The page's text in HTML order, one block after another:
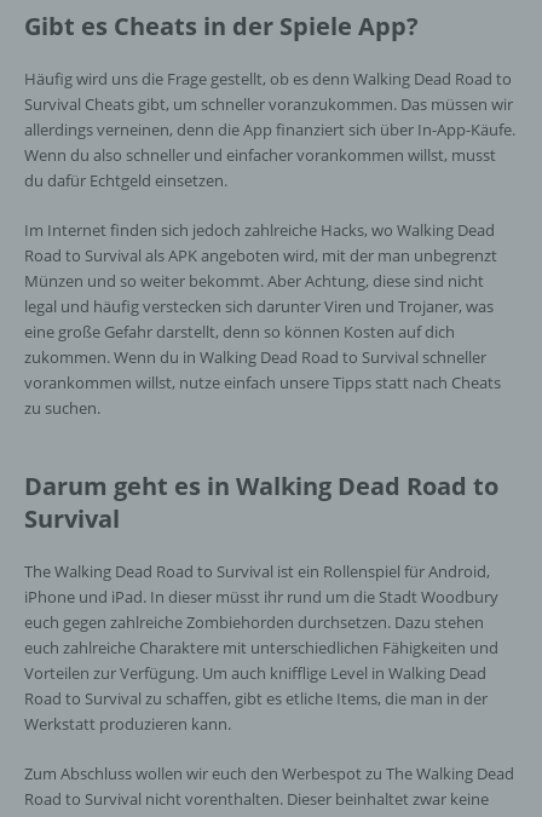
Gibt es Cheats in der Spiele App?
Häufig wird uns die Frage gestellt, ob es denn Walking Dead Road to
Survival Cheats gibt, um schneller voranzukommen. Das müssen wir
allerdings verneinen, denn die App finanziert sich über In-App-Käufe.
Wenn du also schneller und einfacher vorankommen willst, musst
du dafür Echtgeld einsetzen.
Im Internet finden sich jedoch zahlreiche Hacks, wo Walking Dead
Road to Survival als APK angeboten wird, mit der man unbegrenzt
Münzen und so weiter bekommt. Aber Achtung, diese sind nicht
legal und häufig verstecken sich darunter Viren und Trojaner, was
eine große Gefahr darstellt, denn so können Kosten auf dich
zukommen. Wenn du in Walking Dead Road to Survival schneller
vorankommen willst, nutze einfach unsere Tipps statt nach Cheats
zu suchen.
Darum geht es in Walking Dead Road to
Survival
The Walking Dead Road to Survival ist ein Rollenspiel für Android,
iPhone und iPad. In dieser müsst ihr rund um die Stadt Woodbury
euch gegen zahlreiche Zombiehorden durchsetzen. Dazu stehen
euch zahlreiche Charaktere mit unterschiedlichen Fähigkeiten und
Vorteilen zur Verfügung. Um auch knifflige Level in Walking Dead
Road to Survival zu schaffen, gibt es etliche Items, die man in der
Werkstatt produzieren kann.
Zum Abschluss wollen wir euch den Werbespot zu The Walking Dead
Road to Survival nicht vorenthalten. Dieser beinhaltet zwar keine
Stelle, der personenbezogene Daten
offengelegt werden, unabhängig davon, ob
es sich bei ihr um einen Dritten handelt oder
nicht. Behörden, die im Rahmen eines
bestimmten Untersuchungsauftrags nach
dem Unionsrecht oder dem Recht der
Mitgliedstaaten möglicherweise
personenbezogene Daten erhalten, gelten
j) Dritter
Dritter ist eine natürliche oder juristische
Person, Behörde, Einrichtung oder andere
unmittelbaren Verantwortung des
Verantwortlichen oder des
Auftragsverarbeiters befugt sind, die
k) Einwilligung
Einwilligung ist jede von der betroffenen
Person freiwillig für den bestimmten Fall in
informierter Weise und unmissverständlich
einer Erklärung oder einer sonstigen
eindeutigen bestätigenden Handlung, mit der